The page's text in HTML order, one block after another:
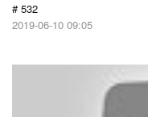
# 532
2019-06-10 09:05